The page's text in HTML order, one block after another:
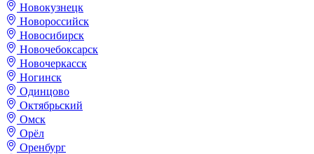
Новокузнецк
Новороссийск
Новосибирск
Новочебоксарск
Новочеркасск
Ногинск
Одинцово
Октябрьский
Омск
Орёл
Оренбург